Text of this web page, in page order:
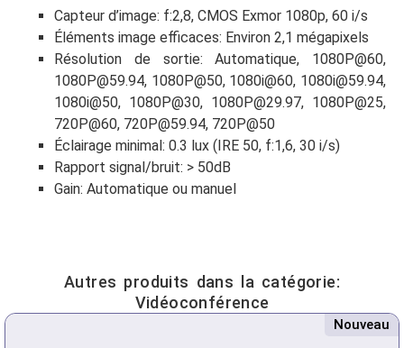
Capteur d’image: f:2,8, CMOS Exmor 1080p, 60 i/s
Éléments image efficaces: Environ 2,1 mégapixels
Résolution de sortie: Automatique, 1080P@60,
1080P@59.94, 1080P@50, 1080i@60, 1080i@59.94,
1080i@50, 1080P@30, 1080P@29.97, 1080P@25,
720P@60, 720P@59.94, 720P@50
Éclairage minimal: 0.3 lux (IRE 50, f:1,6, 30 i/s)
Rapport signal/bruit: > 50dB
Gain: Automatique ou manuel
Autres produits dans la catégorie:
Vidéoconférence
Nouveau